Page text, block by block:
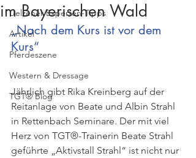
Uelzener Experten-Tipps
Artikel
Pferdeszene
Western & Dressage
TGT® Blog
im Bayerischen Wald
„Nach dem Kurs ist vor dem
Kurs“
Jährlich gibt Rika Kreinberg auf der
Reitanlage von Beate und Albin Strahl
in Rettenbach Seminare. Der mit viel
Herz von TGT®-Trainerin Beate Strahl
geführte „Aktivstall Strahl“ ist nicht nur